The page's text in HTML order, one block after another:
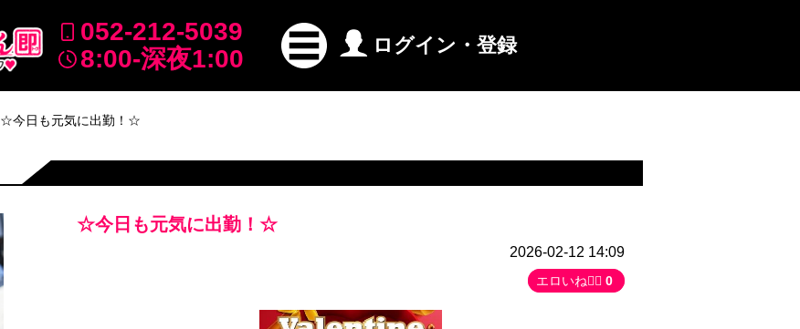
052-212-5039
8:00-深夜1:00
ログイン・登録
☆今日も元気に出勤！☆
☆今日も元気に出勤！☆
2026-02-12 14:09
エロいね👍🏻 0